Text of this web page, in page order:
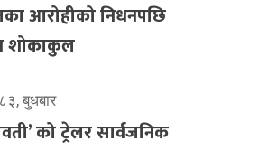
आरोहीको निधनपछि
शोकाकुल
बुधबार
को ट्रेलर सार्वजनिक